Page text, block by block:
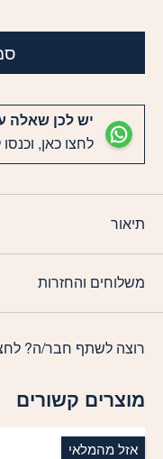
יש לכן שאלה
לחצו כאן,
תיאור
משלוחים והחזרות
רוצה לשתף חבר/ה?
מוצרים קשורים
אזל מהמלאי